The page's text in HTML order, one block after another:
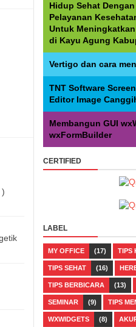
Hidup Sehat
Pelayanan
Untuk
di Kayu Agung
Vertigo dan cara
TNT Software
Editor Image
Membangun GUI
wxFormBuilder
CERTIFIED
LABEL
MY OFFICE (17) TIPS
TIPS SEHAT (16)
TIPS BERBICARA (13)
SEMINAR (9) TIPS
WXWIDGETS (8)